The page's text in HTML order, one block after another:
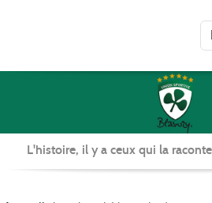
L'histoire, il y a ceux qui la